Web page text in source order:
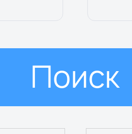
Поиск